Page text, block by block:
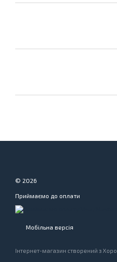
© 2026
Приймаємо до оплати
Мобільна версія
Інтернет-магазин створений з